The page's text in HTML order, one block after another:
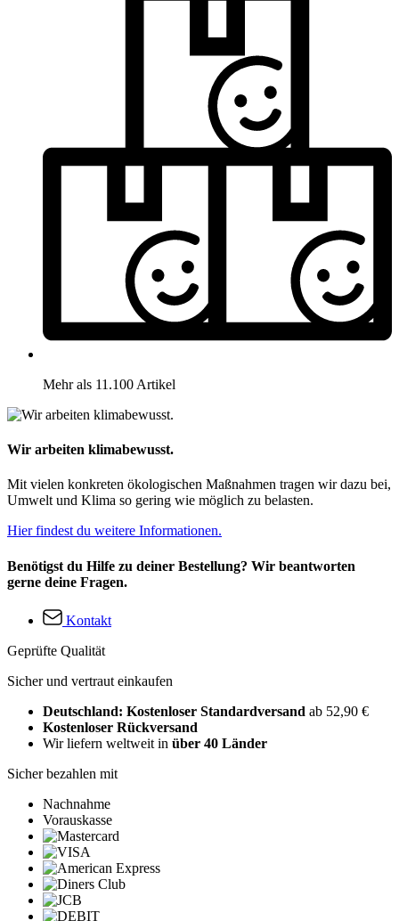
Mehr als 11.100 Artikel
Wir arbeiten klimabewusst.
Mit vielen konkreten ökologischen Maßnahmen tragen wir dazu bei,
Umwelt und Klima so gering wie möglich zu belasten.
Hier findest du weitere Informationen.
Benötigst du Hilfe zu deiner Bestellung? Wir beantworten
gerne deine Fragen.
Kontakt
Geprüfte Qualität
Sicher und vertraut einkaufen
Deutschland: Kostenloser Standardversand ab 52,90 €
Kostenloser Rückversand
Wir liefern weltweit in über 40 Länder
Sicher bezahlen mit
Nachnahme
Vorauskasse